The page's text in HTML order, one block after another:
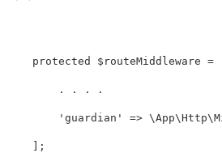
protected $routeMiddleware =
. . . .
'guardian' => \
];